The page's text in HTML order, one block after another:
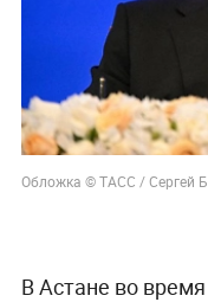
Обложка © ТАСС / Сергей
В Астане во